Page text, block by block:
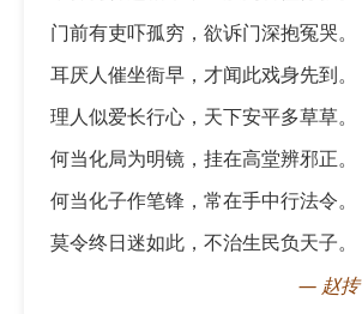
门前有吏吓孤穷，欲诉门深抱冤哭。
耳厌人催坐衙早，才闻此戏身先到。
理人似爱长行心，天下安平多草草。
何当化局为明镜，挂在高堂辨邪正。
何当化子作笔锋，常在手中行法令。
莫令终日迷如此，不治生民负天子。
— 赵抟